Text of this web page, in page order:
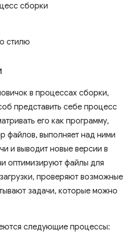
сборки
стилю
в процессах сборки,
представить себе процесс
его как программу,
файлов, выполняет над ними
и выводит новые версии в
оптимизируют файлы для
проверяют возможные
задачи, которые можно
следующие процессы: